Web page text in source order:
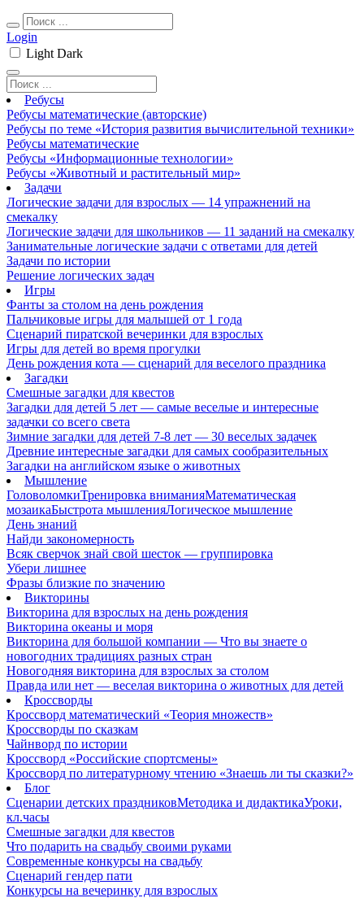
Login
Light Dark
Ребусы
Ребусы математические (авторские)
Ребусы по теме «История развития вычислительной техники»
Ребусы математические
Ребусы «Информационные технологии»
Ребусы «Животный и растительный мир»
Задачи
Логические задачи для взрослых — 14 упражнений на
смекалку
Логические задачи для школьников — 11 заданий на смекалку
Занимательные логические задачи с ответами для детей
Задачи по истории
Решение логических задач
Игры
Фанты за столом на день рождения
Пальчиковые игры для малышей от 1 года
Сценарий пиратской вечеринки для взрослых
Игры для детей во время прогулки
День рождения кота — сценарий для веселого праздника
Загадки
Смешные загадки для квестов
Загадки для детей 5 лет — самые веселые и интересные
задачки со всего света
Зимние загадки для детей 7-8 лет — 30 веселых задачек
Древние интересные загадки для самых сообразительных
Загадки на английском языке о животных
Мышление
ГоловоломкиТренировка вниманияМатематическая
мозаикаБыстрота мышленияЛогическое мышление
День знаний
Найди закономерность
Всяк сверчок знай свой шесток — группировка
Убери лишнее
Фразы близкие по значению
Викторины
Викторина для взрослых на день рождения
Викторина океаны и моря
Викторина для большой компании — Что вы знаете о
новогодних традициях разных стран
Новогодняя викторина для взрослых за столом
Правда или нет — веселая викторина о животных для детей
Кроссворды
Кроссворд математический «Теория множеств»
Кроссворды по сказкам
Чайнворд по истории
Кроссворд «Российские спортсмены»
Кроссворд по литературному чтению «Знаешь ли ты сказки?»
Блог
Сценарии детских праздниковМетодика и дидактикаУроки,
кл.часы
Смешные загадки для квестов
Что подарить на свадьбу своими руками
Современные конкурсы на свадьбу
Сценарий гендер пати
Конкурсы на вечеринку для взрослых